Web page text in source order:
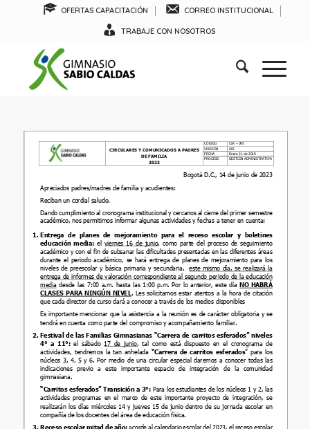
OFERTAS CAPACITACIÓN CORREO INSTITUCIONAL
TRABAJE CON NOSOTROS